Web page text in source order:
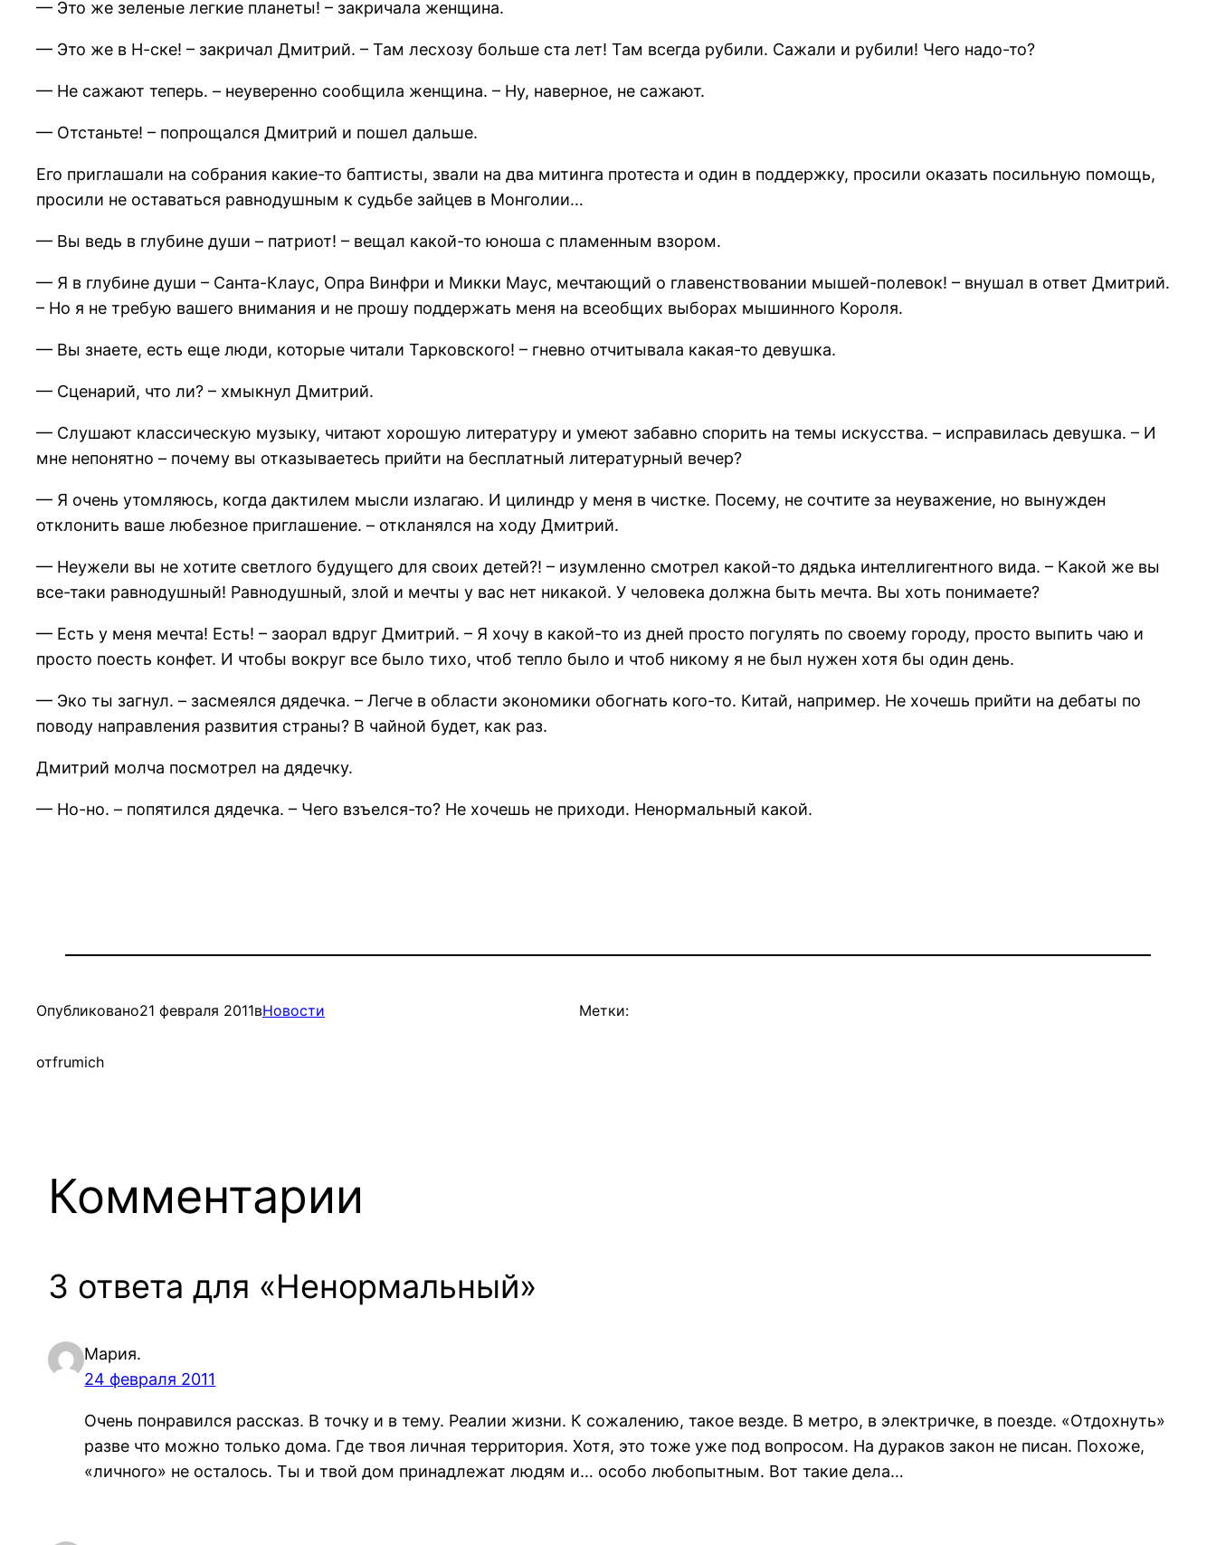
— Это же зеленые легкие планеты! – закричала женщина.
— Это же в Н-ске! – закричал Дмитрий. – Там лесхозу больше ста лет! Там всегда рубили. Сажали и рубили! Чего надо-то?
— Не сажают теперь. – неуверенно сообщила женщина. – Ну, наверное, не сажают.
— Отстаньте! – попрощался Дмитрий и пошел дальше.
Его приглашали на собрания какие-то баптисты, звали на два митинга протеста и один в поддержку, просили оказать посильную помощь,
просили не оставаться равнодушным к судьбе зайцев в Монголии…
— Вы ведь в глубине души – патриот! – вещал какой-то юноша с пламенным взором.
— Я в глубине души – Санта-Клаус, Опра Винфри и Микки Маус, мечтающий о главенствовании мышей-полевок! – внушал в ответ Дмитрий.
– Но я не требую вашего внимания и не прошу поддержать меня на всеобщих выборах мышинного Короля.
— Вы знаете, есть еще люди, которые читали Тарковского! – гневно отчитывала какая-то девушка.
— Сценарий, что ли? – хмыкнул Дмитрий.
— Слушают классическую музыку, читают хорошую литературу и умеют забавно спорить на темы искусства. – исправилась девушка. – И
мне непонятно – почему вы отказываетесь прийти на бесплатный литературный вечер?
— Я очень утомляюсь, когда дактилем мысли излагаю. И цилиндр у меня в чистке. Посему, не сочтите за неуважение, но вынужден
отклонить ваше любезное приглашение. – откланялся на ходу Дмитрий.
— Неужели вы не хотите светлого будущего для своих детей?! – изумленно смотрел какой-то дядька интеллигентного вида. – Какой же вы
все-таки равнодушный! Равнодушный, злой и мечты у вас нет никакой. У человека должна быть мечта. Вы хоть понимаете?
— Есть у меня мечта! Есть! – заорал вдруг Дмитрий. – Я хочу в какой-то из дней просто погулять по своему городу, просто выпить чаю и
просто поесть конфет. И чтобы вокруг все было тихо, чтоб тепло было и чтоб никому я не был нужен хотя бы один день.
— Эко ты загнул. – засмеялся дядечка. – Легче в области экономики обогнать кого-то. Китай, например. Не хочешь прийти на дебаты по
поводу направления развития страны? В чайной будет, как раз.
Дмитрий молча посмотрел на дядечку.
— Но-но. – попятился дядечка. – Чего взъелся-то? Не хочешь не приходи. Ненормальный какой.
Опубликовано21 февраля 2011вНовости
отfrumich
Метки:
Комментарии
3 ответа для «Ненормальный»
Мария.
24 февраля 2011
Очень понравился рассказ. В точку и в тему. Реалии жизни. К сожалению, такое везде. В метро, в электричке, в поезде. «Отдохнуть»
разве что можно только дома. Где твоя личная территория. Хотя, это тоже уже под вопросом. На дураков закон не писан. Похоже,
«личного» не осталось. Ты и твой дом принадлежат людям и… особо любопытным. Вот такие дела…